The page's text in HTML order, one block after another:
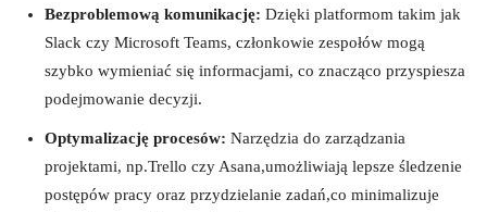
Bezproblemową komunikację: Dzięki⁤ platformom takim jak
Slack czy Microsoft Teams, członkowie zespołów mogą
szybko wymieniać się informacjami, co znacząco przyspiesza
podejmowanie decyzji.
Optymalizację procesów: Narzędzia do zarządzania
projektami, np.Trello czy Asana,umożliwiają lepsze śledzenie
⁣postępów pracy oraz przydzielanie zadań,co minimalizuje